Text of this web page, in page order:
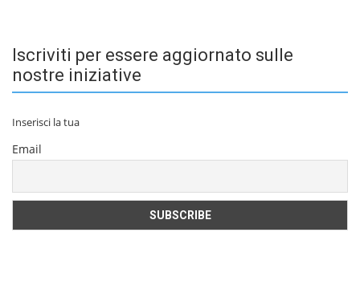
Iscriviti per essere aggiornato sulle
nostre iniziative
Inserisci la tua
Email